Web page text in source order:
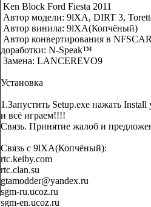
Ken Block Ford Fiesta 2011
Автор модели: 9lXA, DIRT 3,
Автор винила: 9lXA(Копчёный)
Автор конвертирования в
доработки: N-Speak™
Замена: LANCEREVO9
Установка
1.Запустить Setup.exe нажать Install
и всё играем!!!!
Связь. Принятие жалоб и
Связь с 9lXA(Копчёный):
rtc.keiby.com
rtc.clan.su
gtamodder@yandex.ru
sgm-ru.ucoz.ru
sgm-en.ucoz.ru